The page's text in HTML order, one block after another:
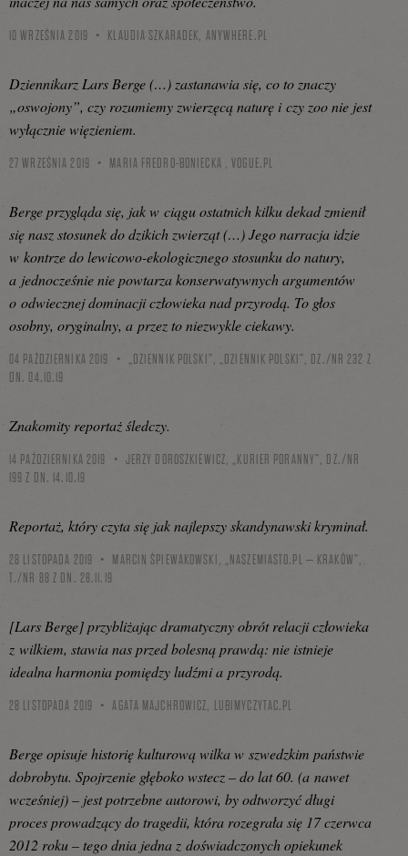
10 WRZEŚNIA 2019 KLAUDIA SZKARADEK, ANYWHERE.PL
Dziennikarz Lars Berge (…) zastanawia się, co to znaczy
„oswojony”, czy rozumiemy zwierzęcą naturę i czy zoo nie jest
wyłącznie więzieniem.
27 WRZEŚNIA 2019 MARIA FREDRO-BONIECKA ,VOGUE.PL
Berge przygląda się, jak w ciągu ostatnich kilku dekad zmienił
się nasz stosunek do dzikich zwierząt (…) Jego narracja idzie
w kontrze do lewicowo-ekologicznego stosunku do natury,
a jednocześnie nie powtarza konserwatywnych argumentów
o odwiecznej dominacji człowieka nad przyrodą. To głos
osobny, oryginalny, a przez to niezwykle ciekawy.
04 PAŹDZIERNIKA 2019
„DZIENNIK POLSKI”, „DZIENNIK POLSKI”, DZ./NR 232 Z
DN. 04.10.19
Znakomity reportaż śledczy.
14 PAŹDZIERNIKA 2019
JERZY DOROSZKIEWICZ, „KURIER PORANNY”, DZ./NR
199 Z DN. 14.10.19
Reportaż, który czyta się jak najlepszy skandynawski kryminał.
28 LISTOPADA 2019
MARCIN ŚPIEWAKOWSKI, „NASZEMIASTO.PL – KRAKÓW”,
T./NR 88 Z DN. 28.11.19
[Lars Berge] przybliżając dramatyczny obrót relacji człowieka
z wilkiem, stawia nas przed bolesną prawdą: nie istnieje
idealna harmonia pomiędzy ludźmi a przyrodą.
28 LISTOPADA 2019 AGATA MAJCHROWICZ, LUBIMYCZYTAC.PL
Berge opisuje historię kulturową wilka w szwedzkim państwie
dobrobytu. Spojrzenie głęboko wstecz – do lat 60. (a nawet
wcześniej) – jest potrzebne autorowi, by odtworzyć długi
proces prowadzący do tragedii, która rozegrała się 17 czerwca
2012 roku – tego dnia jedna z doświadczonych opiekunek